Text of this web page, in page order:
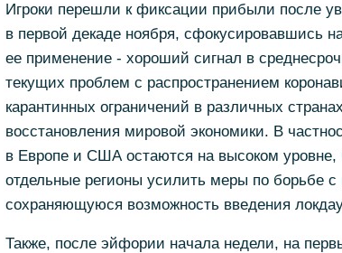
Игроки перешли к фиксации прибыли после
в первой декаде ноября, сфокусировавшись
ее применение - хороший сигнал в
текущих проблем с распространением
карантинных ограничений в различных
восстановления мировой экономики. В
в Европе и США остаются на высоком уровне,
отдельные регионы усилить меры по борьбе с
сохраняющуюся возможность введения
Также, после эйфории начала недели, на